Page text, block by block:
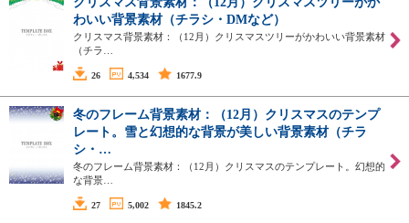
わいい背景素材（チラシ・DMなど）
クリスマス背景素材：（12月）クリスマスツリーがかわいい背景素材
（チラ…
26 4,534 1677.9
冬のフレーム背景素材：（12月）クリスマスのテンプ
レート。雪と幻想的な背景が美しい背景素材（チラ
シ・…
冬のフレーム背景素材：（12月）クリスマスのテンプレート。幻想的
な背景…
27 5,002 1845.2